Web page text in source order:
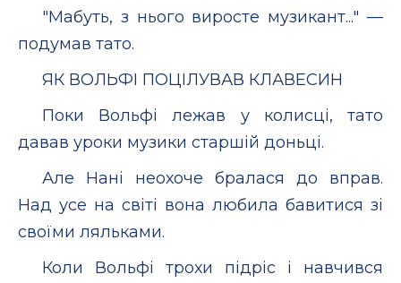
"Мабуть, з нього виросте музикант..." —
подумав тато.
ЯК ВОЛЬФІ ПОЦІЛУВАВ КЛАВЕСИН
Поки Вольфі лежав у колисці, тато
давав уроки музики старшій доньці.
Але Нані неохоче бралася до вправ.
Над усе на світі вона любила бавитися зі
своїми ляльками.
Коли Вольфі трохи підріс і навчився